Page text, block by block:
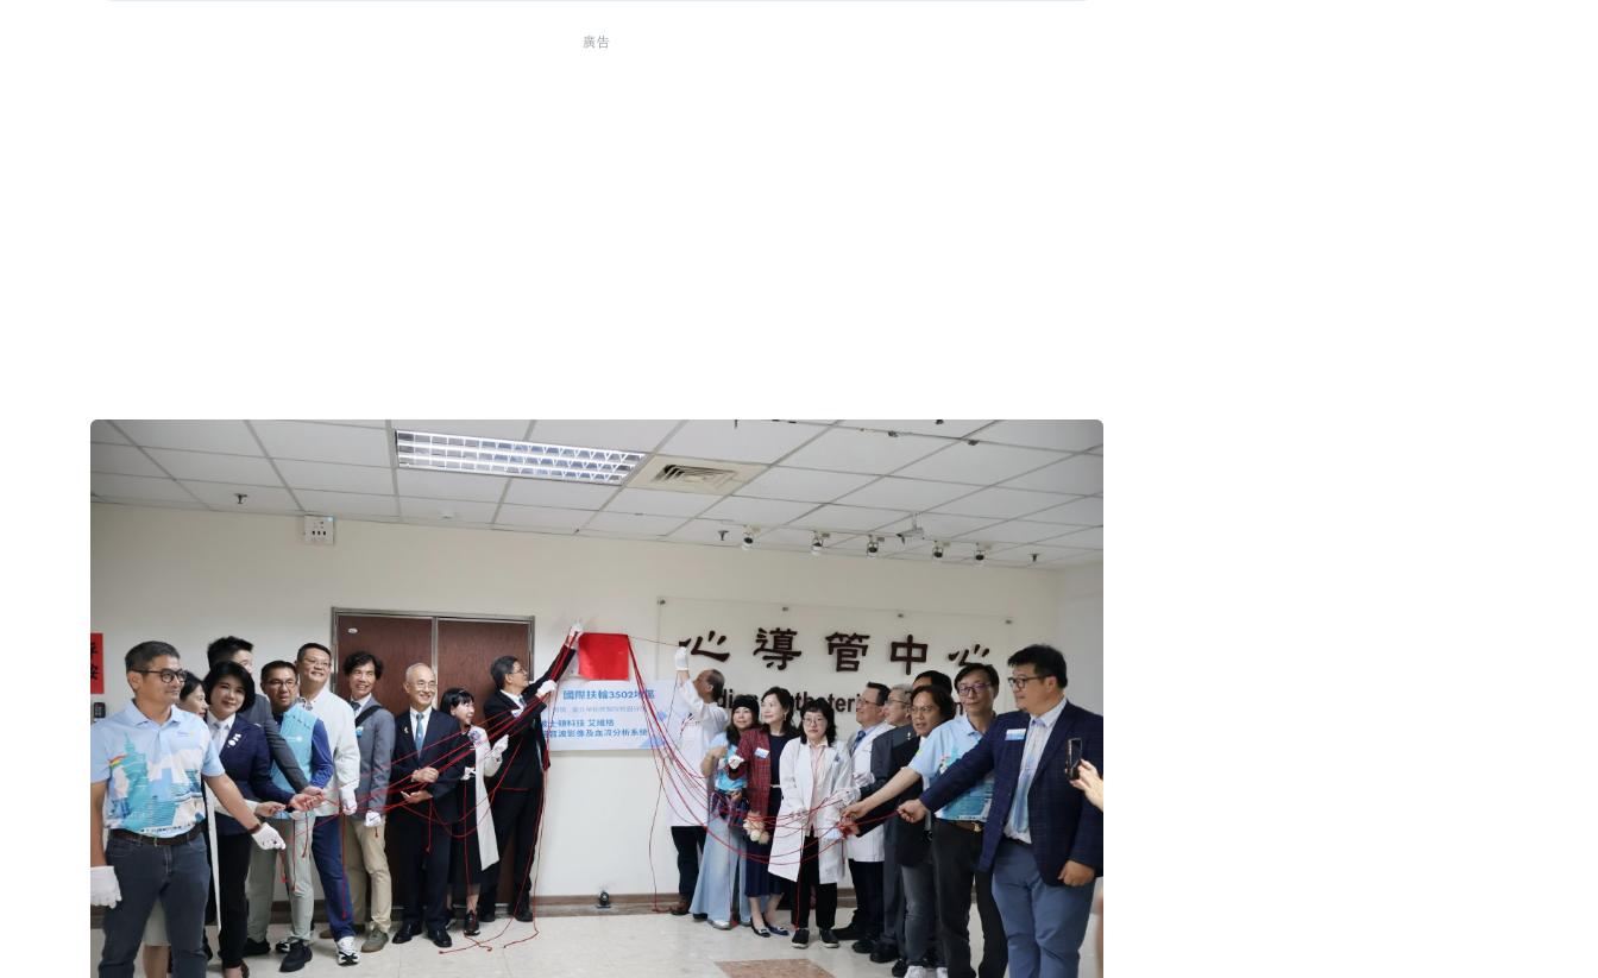
國際扶輪3502地區貴賓與臺北榮總桃園分院醫療團隊共同參與血管內超音波系統揭牌儀式，象徵設備正式
投入臨床服務
面對高齡化社會來臨，心血管疾病已成為國人重要的健康議題。近年來心血管精準醫療持續發展，「血管內
超音波系統（IVUS）」已成為複雜性冠狀動脈介入治療的重要輔助工具。相較於傳統心導管檢查容易產生平
面造影的死角與誤判，IVUS能提供即時的血管橫切面影像，協助醫師精準判斷血管壁斑塊形態及支架貼合情
形。無論是在急性心肌梗塞搶救或常規心導管治療中，皆能大幅降低術後血管再狹窄與急性血栓的風險；同